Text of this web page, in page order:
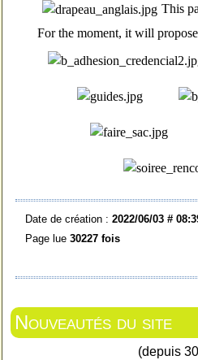
This
For the moment, it will
Date de création : 2022/06/03 #
Page lue 30227 fois
Nouveautés du site
(depuis